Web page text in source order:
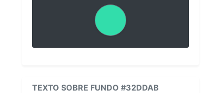
TEXTO SOBRE FUNDO #32DDAB